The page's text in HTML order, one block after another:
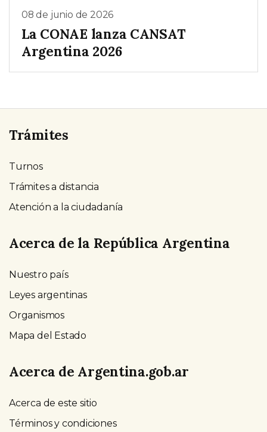
08 de junio de 2026
La CONAE lanza CANSAT
Argentina 2026
Trámites
Turnos
Trámites a distancia
Atención a la ciudadanía
Acerca de la República Argentina
Nuestro país
Leyes argentinas
Organismos
Mapa del Estado
Acerca de Argentina.gob.ar
Acerca de este sitio
Términos y condiciones